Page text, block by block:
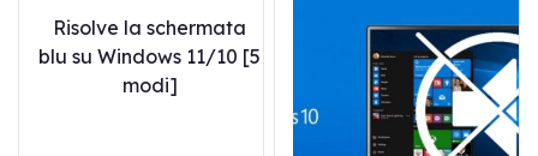
Risolve la schermata
blu su Windows 11/10 [5
modi]